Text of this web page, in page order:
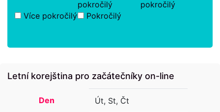
pokročilý
pokročilý
Více pokročilý
Pokročilý
Letní korejština pro začátečníky on-line
Den Út, St, Čt